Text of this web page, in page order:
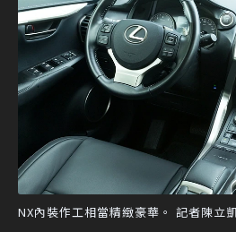
NX內裝作工相當精緻豪華。 記者陳立